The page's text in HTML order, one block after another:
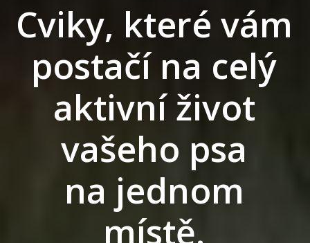
Cviky, které vám
postačí na celý
aktivní život
vašeho psa
na jednom
místě.